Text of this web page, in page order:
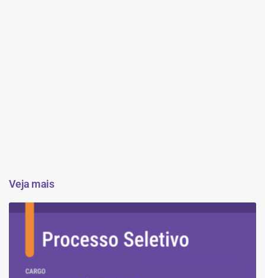
Veja mais